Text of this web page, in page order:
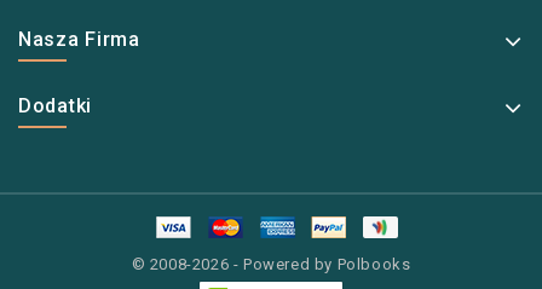
Nasza Firma
Dodatki
© 2008-2026 - Powered by Polbooks